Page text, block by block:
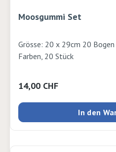
Moosgummi Set
Grösse: 20 x 29cm 20
Farben, 20 Stück
Regulärer Preis:
14,00 CHF
In den